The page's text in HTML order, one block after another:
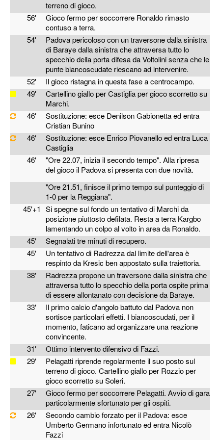
terreno di gioco.
56'
Gioco fermo per soccorrere Ronaldo rimasto
contuso a terra.
54'
Padova pericoloso con un traversone dalla sinistra
di Baraye dalla sinistra che attraversa tutto lo
specchio della porta difesa da Voltolini senza che le
punte biancoscudate riescano ad intervenire.
52'
Il gioco ristagna in questa fase a centrocampo.
49'
Cartellino giallo per Castiglia per gioco scorretto su
Marchi.
46'
Sostituzione: esce Denilson Gabionetta ed entra
Cristian Bunino
46'
Sostituzione: esce Enrico Piovanello ed entra Luca
Castiglia
46'
"Ore 22.07, inizia il secondo tempo". Alla ripresa
del gioco il Padova si presenta con due novità.
"Ore 21.51, finisce il primo tempo sul punteggio di
1-0 per la Reggiana".
45'+1 Si spegne sul fondo un tentativo di Marchi da
posizione piuttosto defilata. Resta a terra Kargbo
lamentando un colpo al volto in area da Ronaldo.
45'
Segnalati tre minuti di recupero.
45'
Un tentativo di Radrezza dal limite dell'area è
respinto da Kresic ben appostato sulla traiettoria.
38'
Radrezza propone un traversone dalla sinistra che
attraversa tutto lo specchio della porta ospite prima
di essere allontanato con decisione da Baraye.
33'
Il primo calcio d'angolo battuto dal Padova non
sortisce particolari effetti. I biancoscudati, per il
momento, faticano ad organizzare una reazione
convincente.
31'
Ottimo intervento difensivo di Fazzi.
29'
Pelagatti riprende regolarmente il suo posto sul
terreno di gioco. Cartellino giallo per Rozzio per
gioco scorretto su Soleri.
27'
Gioco fermo per soccorrere Pelagatti. Avvio di gara
particolarmente sfortunato per gli ospiti.
26'
Secondo cambio forzato per il Padova: esce
Umberto Germano infortunato ed entra Nicolò
Fazzi